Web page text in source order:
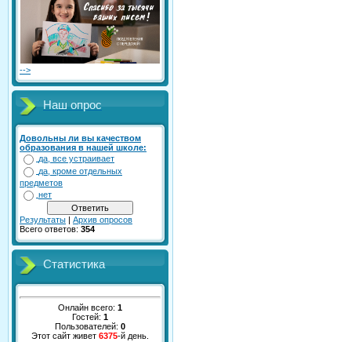
-->
Наш опрос
Довольны ли вы качеством
образования в нашей школе:
да, все устраивает
да, кроме отдельных
предметов
нет
Результаты | Архив опросов
Всего ответов: 354
Статистика
Онлайн всего: 1
Гостей: 1
Пользователей: 0
Этот сайт живет 6375-й день.